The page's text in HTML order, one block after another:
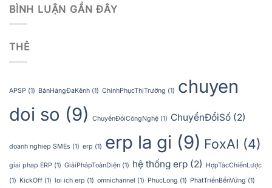
BÌNH LUẬN GẦN ĐÂY
THẺ
APSP (1) BánHàngĐaKênh (1) ChinhPhụcThịTrường (1) chuyen
doi so (9) ChuyểnĐổiCôngNghệ (1) ChuyểnĐổiSố (2)
doanh nghiep SMEs (1) erp (1) erp la gi (9) FoxAI (4)
giai phap ERP (1) GiảiPhápToànDiện (1) hệ thống erp (2)
HợpTácChiếnLược
(1) KickOff (1) loi ich erp (1) omnichannel (1) PhucLong (1) PhátTriểnBềnVững (1)